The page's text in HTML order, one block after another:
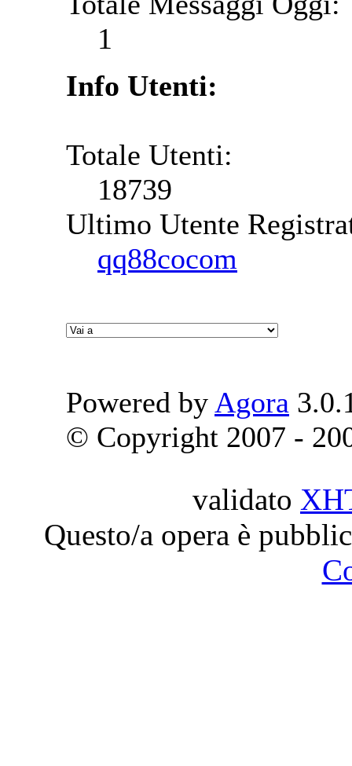
1
Info Utenti:
Totale Utenti:
18739
Ultimo Utente
qq88cocom
Powered by Agora
© Copyright 2007 -
validato
Questo/a opera è